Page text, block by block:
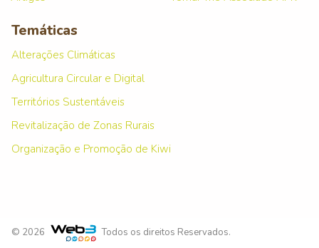
Temáticas
Alterações Climáticas
Agricultura Circular e Digital
Territórios Sustentáveis
Revitalização de Zonas Rurais
Organização e Promoção de Kiwi
© 2026 Todos os direitos Reservados.